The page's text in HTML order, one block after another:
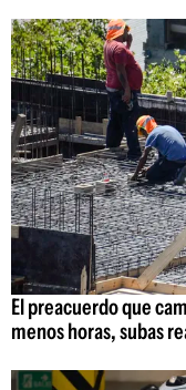
El preacuerdo que
menos horas, subas